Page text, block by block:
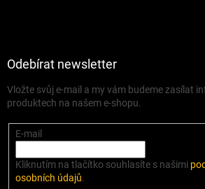
Odebírat newsletter
Vložte svůj e-mail a my vám budeme zasílat
produktech na našem e-shopu.
E-mail
Kliknutím na tlačítko souhlasíte s našimi
osobních údajů.